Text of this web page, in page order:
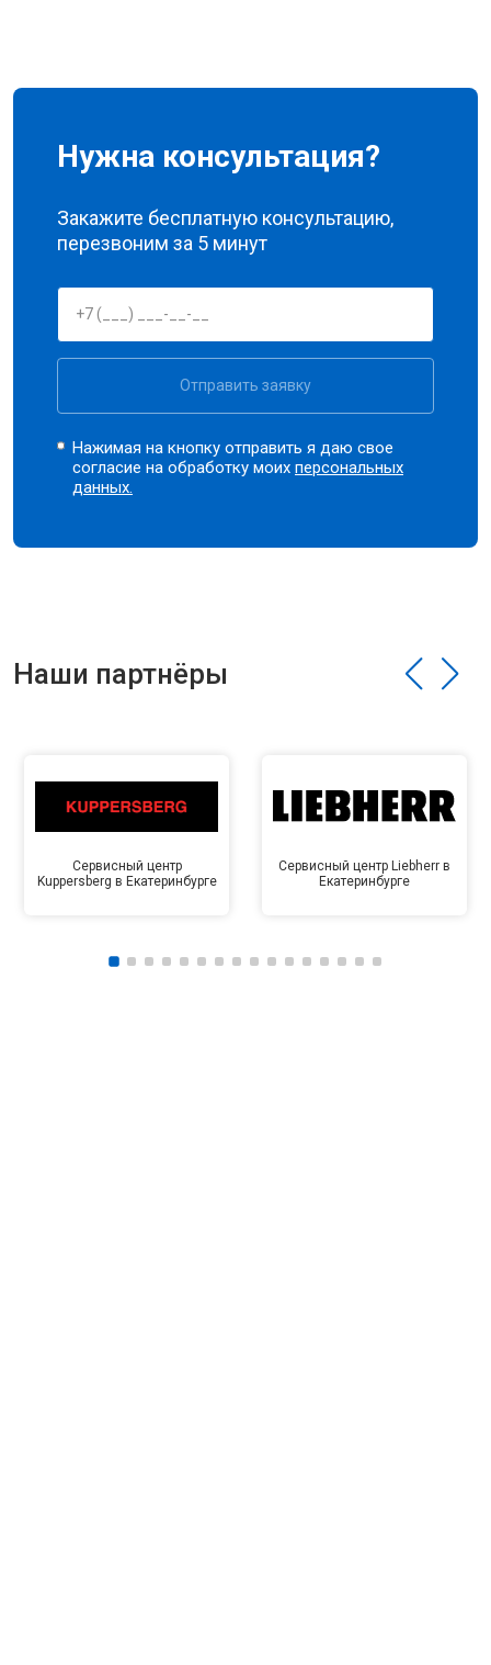
Нужна консультация?
Закажите бесплатную консультацию,
перезвоним за 5 минут
Отправить заявку
Нажимая на кнопку отправить я даю свое
согласие на обработку моихперсональных
данных.
Наши партнёры
Сервисный центр
Kuppersberg в Екатеринбурге
Сервисный центр Liebherr в
Екатеринбурге